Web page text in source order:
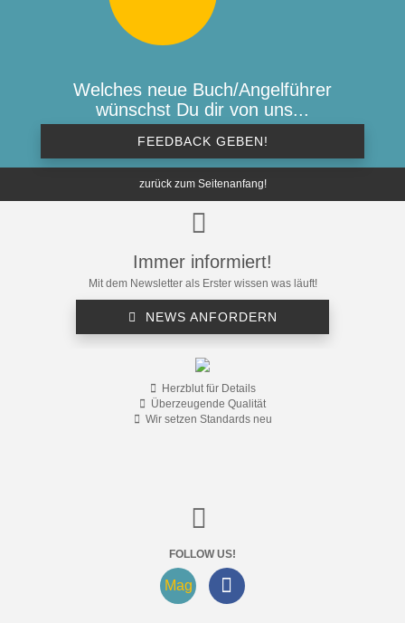
Welches neue Buch/Angelführer
wünschst Du dir von uns...
FEEDBACK GEBEN!
zurück zum Seitenanfang!
Immer informiert!
Mit dem Newsletter als Erster wissen was läuft!
NEWS ANFORDERN
Herzblut für Details
Überzeugende Qualität
Wir setzen Standards neu
FOLLOW US!
Mag